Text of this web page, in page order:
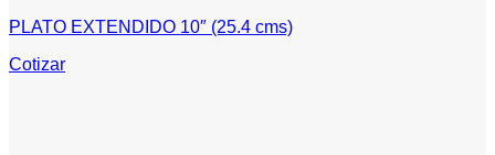
PLATO EXTENDIDO 10″ (25.4 cms)
Cotizar